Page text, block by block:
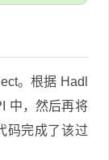
。根据 Hadl
中，然后再将
码完成了该过